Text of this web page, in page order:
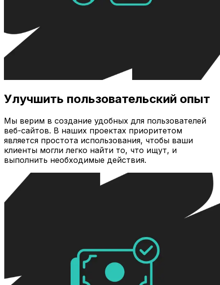
Улучшить пользовательский опыт
Мы верим в создание удобных для пользователей
веб-сайтов. В наших проектах приоритетом
является простота использования, чтобы ваши
клиенты могли легко найти то, что ищут, и
выполнить необходимые действия.